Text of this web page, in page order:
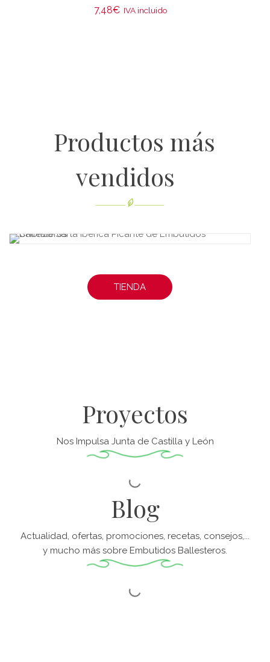
7,48€ IVA incluido
Productos más
vendidos
TIENDA
Proyectos
Nos Impulsa Junta de Castilla y León
Blog
Actualidad, ofertas, promociones, recetas, consejos,...
y mucho más sobre Embutidos Ballesteros.